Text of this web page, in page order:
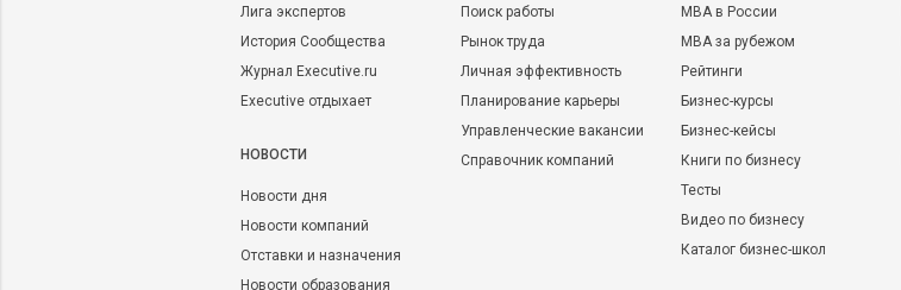
Лига экспертов
История Сообщества
Журнал Executive.ru
Executive отдыхает
НОВОСТИ
Новости дня
Новости компаний
Отставки и назначения
Новости образования
Поиск работы
Рынок труда
Личная эффективность
Планирование карьеры
Управленческие вакансии
Справочник компаний
MBA в России
MBA за рубежом
Рейтинги
Бизнес-курсы
Бизнес-кейсы
Книги по бизнесу
Тесты
Видео по бизнесу
Каталог бизнес-школ